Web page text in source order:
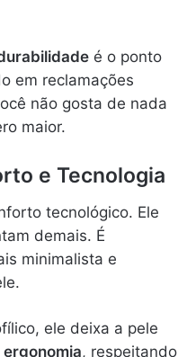
é o ponto
em reclamações
não gosta de nada
maior.
e Tecnologia
tecnológico. Ele
demais. É
minimalista e
ele deixa a pele
ergonomia, respeitando